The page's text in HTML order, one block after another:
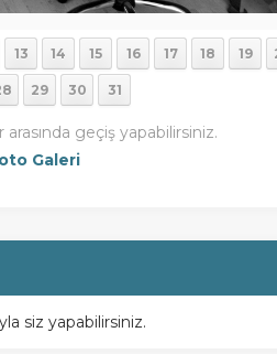
13 14 15 16 17 18 19
29 30 31
geçiş yapabilirsiniz.
Galeri
siz yapabilirsiniz.